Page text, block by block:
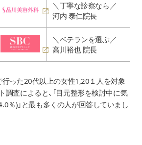
＼丁寧な診察なら／
河内 泰仁院長
＼ベテランを選ぶ／
高川裕也 院長
行った20代以上の女性1,20１人を対象
調査によると、「目元整形を検討中に気
％)」と最も多くの人が回答していまし